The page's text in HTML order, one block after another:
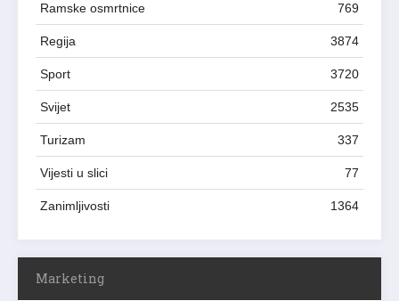
Ramske osmrtnice 769
Regija 3874
Sport 3720
Svijet 2535
Turizam 337
Vijesti u slici 77
Zanimljivosti 1364
Marketing